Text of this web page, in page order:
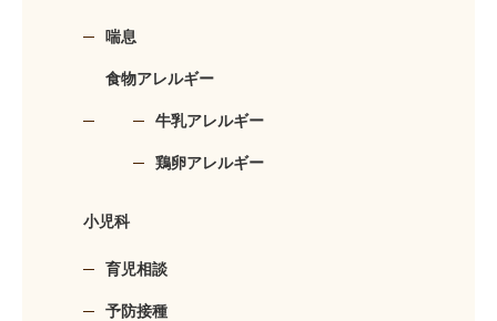
喘息
食物アレルギー
牛乳アレルギー
鶏卵アレルギー
小児科
育児相談
予防接種